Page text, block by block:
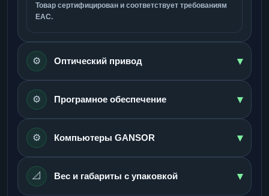
Товар сертифицирован и соответствует требованиям
ЕАС.
⚙️ Оптический привод ▾
⚙️ Програмное обеспечение ▾
⚙️ Компьютеры GANSOR ▾
📐 Вес и габариты с упаковкой ▾